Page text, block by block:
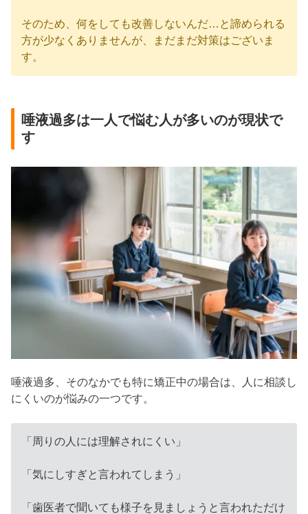
そのため、何をしても改善しないんだ…と諦められる
方が少なくありませんが、まだまだ対策はございま
す。
唾液過多は一人で悩む人が多いのが現状で
す
唾液過多、そのなかでも特に矯正中の場合は、人に相談し
にくいのが悩みの一つです。
「周りの人には理解されにくい」
「気にしすぎと言われてしまう」
「歯医者で聞いても様子を見ましょうと言われただけ